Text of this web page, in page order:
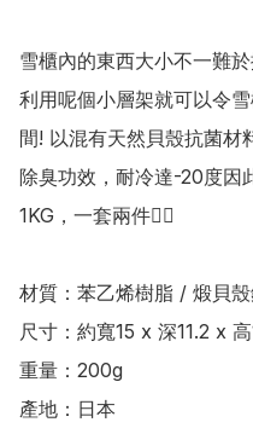
雪櫃內的東西大小不一難
利用呢個小層架就可以令
間! 以混有天然貝殼抗菌材
除臭功效，耐冷達-20度因
1KG，一套兩件👍🏻
材質：苯乙烯樹脂 / 煅貝殼
尺寸：約寬15 x 深11.2 x
重量：200g
產地：日本